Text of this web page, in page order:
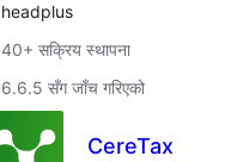
headplus
40+ सक्रिय स्थापना
6.6.5 सँग जाँच गरिएको
CereTax